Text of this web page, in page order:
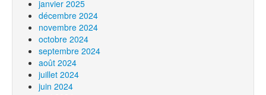
janvier 2025
décembre 2024
novembre 2024
octobre 2024
septembre 2024
août 2024
juillet 2024
juin 2024